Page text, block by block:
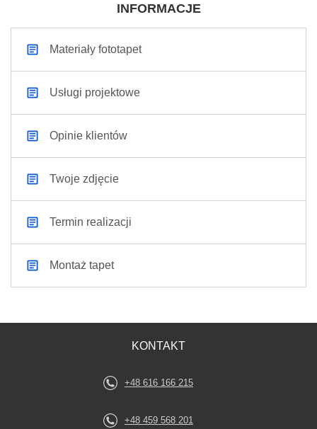
INFORMACJE
Materiały fototapet
Usługi projektowe
Opinie klientów
Twoje zdjęcie
Termin realizacji
Montaż tapet
KONTAKT
+48 616 166 215
+48 459 568 201